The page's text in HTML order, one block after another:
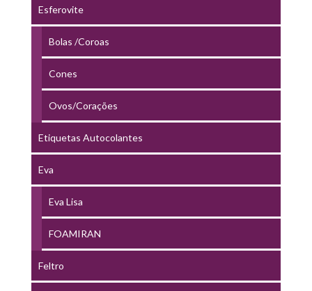
Esferovite
Bolas /Coroas
Cones
Ovos/Corações
Etiquetas Autocolantes
Eva
Eva Lisa
FOAMIRAN
Feltro